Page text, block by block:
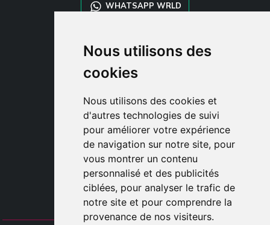
Nous utilisons des
cookies
Nous utilisons des cookies et
d'autres technologies de suivi
pour améliorer votre expérience
de navigation sur notre site, pour
vous montrer un contenu
personnalisé et des publicités
ciblées, pour analyser le trafic de
notre site et pour comprendre la
provenance de nos visiteurs.
WHATSAPP WRLD
STYLIA SERVICES
SHOP B2B
TAYLOR MADE ORDERS
CLIENT
ENREGISTRE-TOI
ACCÈS
PANIER